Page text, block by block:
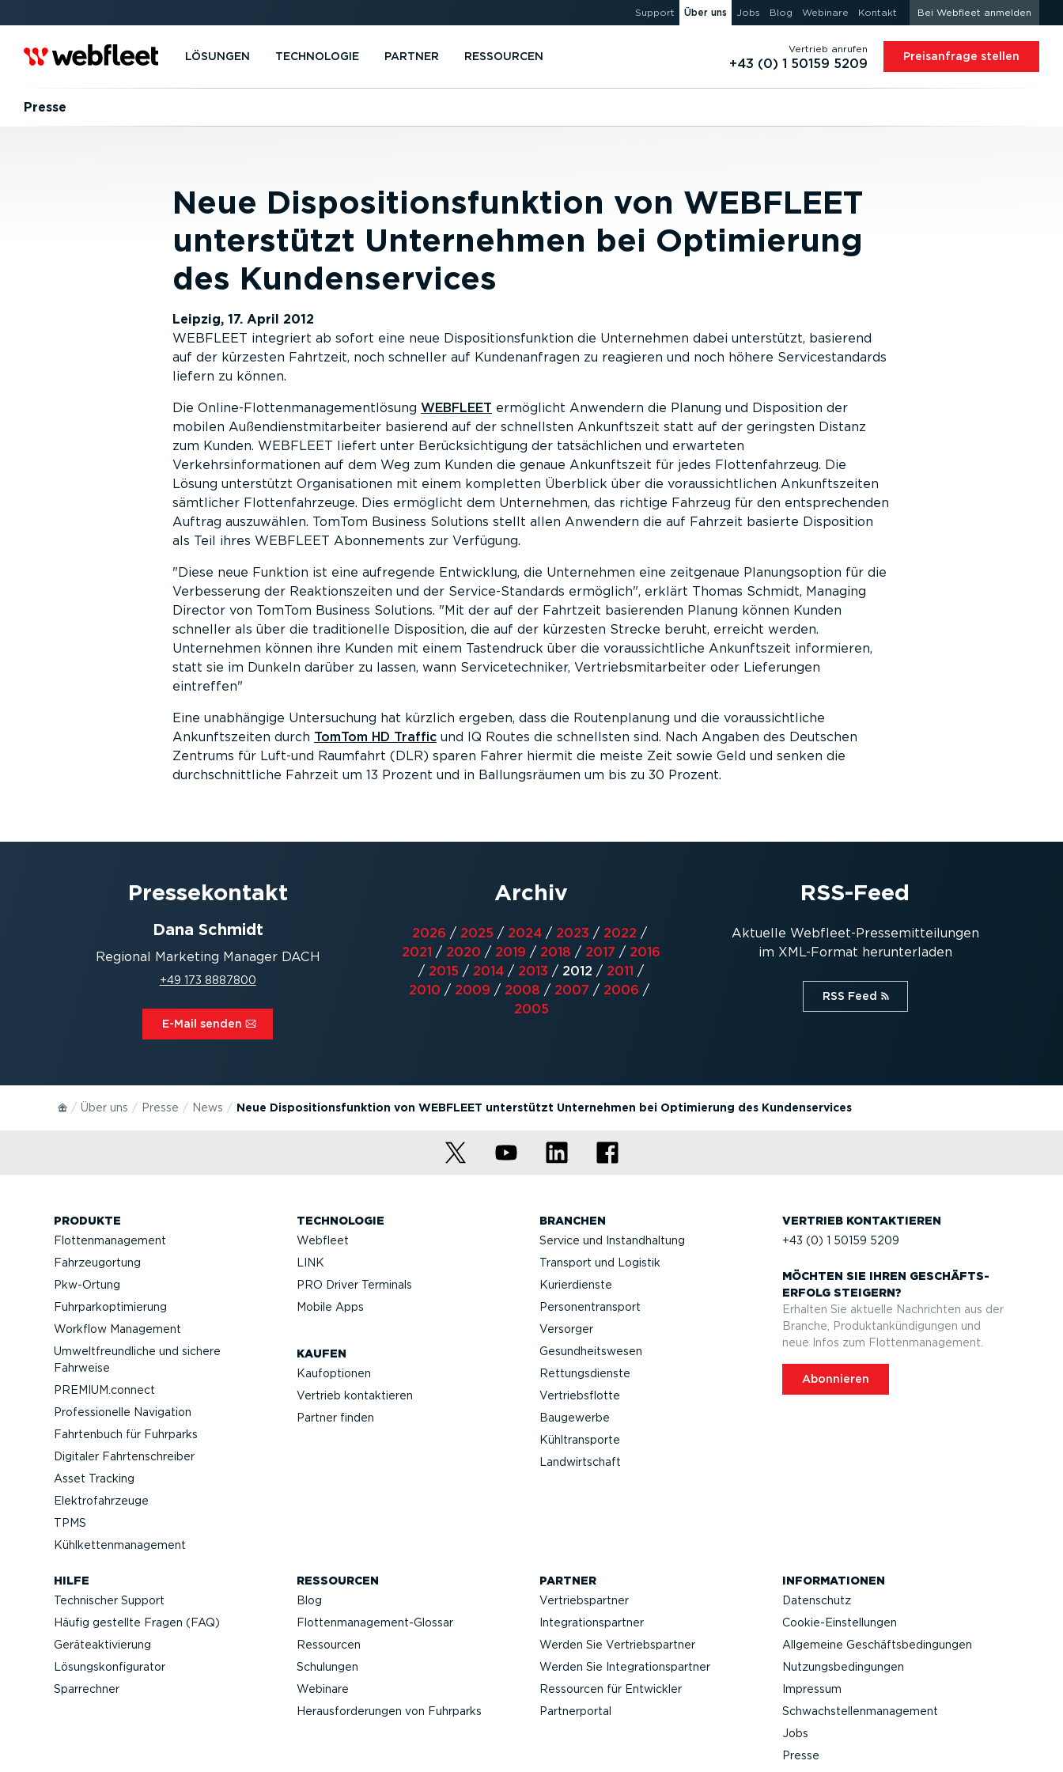
Support Über uns Jobs Blog Webinare Kontakt Bei Webfleet anmelden
LÖSUNGEN TECHNOLOGIE PARTNER RESSOURCEN
Vertrieb anrufen
+43 (0) 1 50159 5209 Preis­an­frage stellen
Presse
Neue Dispositionsfunktion von WEBFLEET
unterstützt Unternehmen bei Optimierung
des Kundenservices
Leipzig, 17. April 2012
WEBFLEET integriert ab sofort eine neue Dispositionsfunktion die Unternehmen dabei unterstützt, basierend
auf der kürzesten Fahrtzeit, noch schneller auf Kundenanfragen zu reagieren und noch höhere Servicestandards
liefern zu können.
Die Online-Flottenmanagementlösung WEBFLEET ermöglicht Anwendern die Planung und Disposition der
mobilen Außendienstmitarbeiter basierend auf der schnellsten Ankunftszeit statt auf der geringsten Distanz
zum Kunden. WEBFLEET liefert unter Berücksichtigung der tatsächlichen und erwarteten
Verkehrsinformationen auf dem Weg zum Kunden die genaue Ankunftszeit für jedes Flottenfahrzeug. Die
Lösung unterstützt Organisationen mit einem kompletten Überblick über die voraussichtlichen Ankunftszeiten
sämtlicher Flottenfahrzeuge. Dies ermöglicht dem Unternehmen, das richtige Fahrzeug für den entsprechenden
Auftrag auszuwählen. TomTom Business Solutions stellt allen Anwendern die auf Fahrzeit basierte Disposition
als Teil ihres WEBFLEET Abonnements zur Verfügung.
Diese neue Funktion ist eine aufregende Entwicklung, die Unternehmen eine zeitgenaue Planungsoption für die
Verbesserung der Reaktionszeiten und der Service-Standards ermöglich , erklärt Thomas Schmidt, Managing
Director von TomTom Business Solutions.
Mit der auf der Fahrtzeit basierenden Planung können Kunden
schneller als über die traditionelle Disposition, die auf der kürzesten Strecke beruht, erreicht werden.
Unternehmen können ihre Kunden mit einem Tastendruck über die voraussichtliche Ankunftszeit informieren,
statt sie im Dunkeln darüber zu lassen, wann Servicetechniker, Vertriebsmitarbeiter oder Lieferungen
eintreffen
Eine unabhängige Untersuchung hat kürzlich ergeben, dass die Routenplanung und die voraussichtliche
Ankunftszeiten durch TomTom HD Traffic und IQ Routes die schnellsten sind. Nach Angaben des Deutschen
Zentrums für Luft-und Raumfahrt (DLR) sparen Fahrer hiermit die meiste Zeit sowie Geld und senken die
durchschnittliche Fahrzeit um 13 Prozent und in Ballungsräumen um bis zu 30 Prozent.
Presse­kontakt
Dana Schmidt
Regional Marketing Manager DACH
+49 173 8887800
E-Mail senden⁠
Archiv
2026 / 2025 / 2024/ 2023 / 2022 /
2021 / 2020 / 2019 / 2018 / 2017 / 2016
/ 2015 / 2014 / 2013 / 2012 / 2011 /
2010 / 2009 / 2008 / 2007 / 2006 /
2005
RSS-Feed
Aktuelle Webfleet-Pres­se­mit­tei­lungen
im XML-Format herun­ter­laden
RSS Feed⁠
Über uns Presse News Neue Dispositionsfunktion von WEBFLEET unterstützt Unternehmen bei Optimierung des Kundenservices
PRODUKTE
Flotten­ma­nagement
Fahrzeu­g­ortung
Pkw-Ortung
Fuhrpar­k­op­ti­mierung
Workflow Management
Umwelt­freund­liche und sichere
Fahrweise
PREMIUM.connect
Profes­sio­nelle Navigation
Fahrtenbuch für Fuhrparks
Digitaler Fahrten­schreiber
Asset Tracking
Elektro­fahr­zeuge
TPMS
Kühlket­ten­ma­nagement
TECHNOLOGIE
Webfleet
LINK
PRO Driver Terminals
Mobile Apps
KAUFEN
Kaufop­tionen
Vertrieb kontak­tieren
Partner finden
BRANCHEN
Service und Instand­haltung
Transport und Logistik
Kurier­dienste
Perso­nen­transport
Versorger
Gesund­heits­wesen
Rettungs­dienste
Vertriebs­flotte
Baugewerbe
Kühltrans­porte
Landwirt­schaft
VERTRIEB KONTAK­TIEREN
+43 (0) 1 50159 5209
MÖCHTEN SIE IHREN GESCHÄFTS­
ERFOLG STEIGERN?
Erhalten Sie aktuelle Nachrichten aus der
Branche, Produktan­kün­di­gungen und
neue Infos zum Flotten­ma­nagement.
Abonnieren
HILFE
Technischer Support
Häufig gestellte Fragen (FAQ)
Geräteak­ti­vierung
Lösungs­kon­fi­gu­rator
Sparrechner
RESSOURCEN
Blog
Flotten­management-Glossar
Ressourcen
Schulungen
Webinare
Heraus­for­de­rungen von Fuhrparks
PARTNER
Vertriebs­partner
Integra­ti­ons­partner
Werden Sie Vertriebs­partner
Werden Sie Integra­ti­ons­partner
Ressourcen für Entwickler
Partner­portal
INFOR­MA­TIONEN
Datenschutz
Cookie-Ein­stel­lungen
Allgemeine Geschäfts­be­din­gungen
Nutzungs­be­din­gungen
Impressum
Schwach­stel­len­ma­nagement
Jobs
Presse